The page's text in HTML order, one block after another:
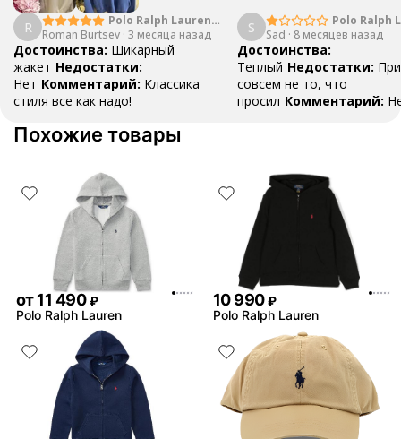
R
Polo Ralph Lauren
Logo
Roman Burtsev · 3 месяца назад
Достоинства: Шикарный
жакет Недостатки:
Нет Комментарий: Классика
стиля все как надо!
S
Polo Ralph
Sad · 8 месяцев назад
Достоинства:
Теплый Недостатки:
совсем не то, что
просил Комментарий:
Ответ
Благодарим за отзыв 🦄
не соответствует
возникли какие-либо
заказом - напишите в
поддержки
операторы помогут
сложившуюся ситуацию
Похожие товары
от11 490 ₽
Polo Ralph Lauren
10 990 ₽
Polo Ralph Lauren